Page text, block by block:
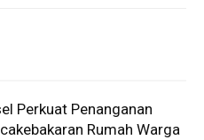
Perkuat Penanganan
Rumah Warga